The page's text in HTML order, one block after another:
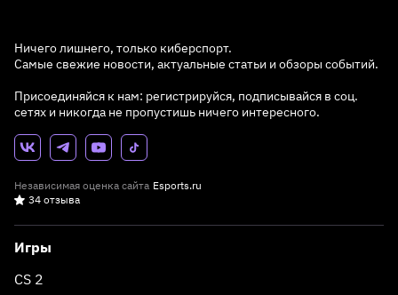
Ничего лишнего, только киберспорт.
Самые свежие новости, актуальные статьи и обзоры событий.
Присоединяйся к нам: регистрируйся, подписывайся в соц.
сетях и никогда не пропустишь ничего интересного.
Независимая оценка сайта Esports.ru
34 отзыва
Игры
CS 2